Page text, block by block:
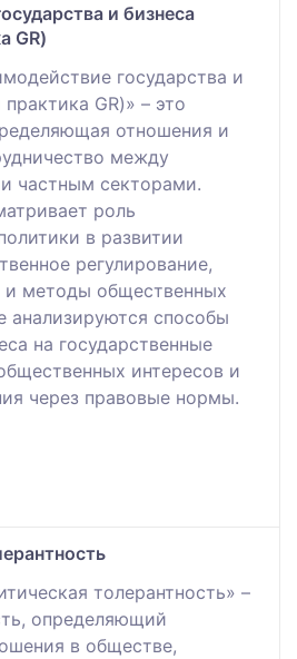
и бизнеса
GR)
государства и
GR)» – это
отношения и
между
частным секторами.
роль
в развитии
регулирование,
и методы общественных
анализируются способы
на государственные
интересов и
через правовые нормы.
толерантность» –
определяющий
в обществе,